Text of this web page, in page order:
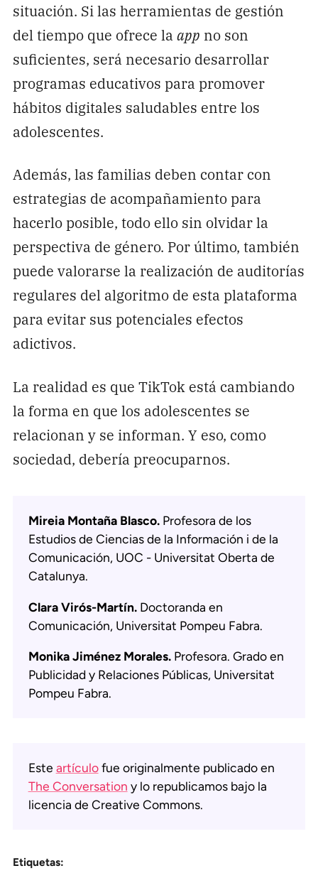
situación. Si las herramientas de gestión
del tiempo que ofrece la app no son
suficientes, será necesario desarrollar
programas educativos para promover
hábitos digitales saludables entre los
adolescentes.
Además, las familias deben contar con
estrategias de acompañamiento para
hacerlo posible, todo ello sin olvidar la
perspectiva de género. Por último, también
puede valorarse la realización de auditorías
regulares del algoritmo de esta plataforma
para evitar sus potenciales efectos
adictivos.
La realidad es que TikTok está cambiando
la forma en que los adolescentes se
relacionan y se informan. Y eso, como
sociedad, debería preocuparnos.
Mireia Montaña Blasco.Profesora de los
Estudios de Ciencias de la Información i de la
Comunicación, UOC - Universitat Oberta de
Catalunya.
Clara Virós-Martín.Doctoranda en
Comunicación, Universitat Pompeu Fabra.
Monika Jiménez Morales.Profesora. Grado en
Publicidad y Relaciones Públicas, Universitat
Pompeu Fabra.
Este artículofue originalmente publicado en
The Conversation y lo republicamos bajo la
licencia de Creative Commons.
Etiquetas: